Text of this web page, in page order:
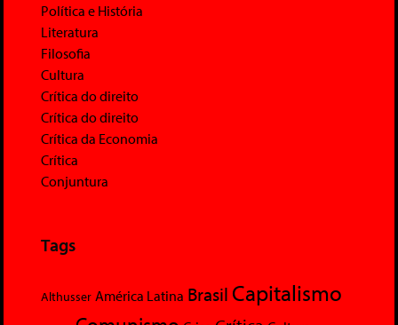
Política e História
Literatura
Filosofia
Cultura
Crítica do direito
Crítica do direito
Crítica da Economia
Crítica
Conjuntura
Tags
Althusser América Latina Brasil Capitalismo